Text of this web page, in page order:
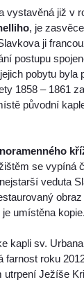
vystavěná již v
, je
ji
postupu
pobytu byla
1858 – 1861
původní
se vypíná
veduta
umístěna kopie.
kapli sv.
roku
Ježíše